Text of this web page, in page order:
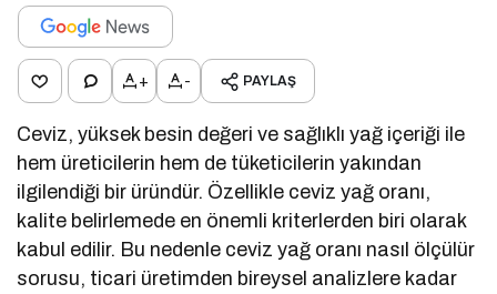
+ - PAYLAŞ
Ceviz, yüksek besin değeri ve sağlıklı yağ içeriği ile
hem üreticilerin hem de tüketicilerin yakından
ilgilendiği bir üründür. Özellikle ceviz yağ oranı,
kalite belirlemede en önemli kriterlerden biri olarak
kabul edilir. Bu nedenle ceviz yağ oranı nasıl ölçülür
sorusu, ticari üretimden bireysel analizlere kadar